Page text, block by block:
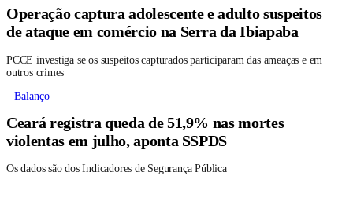
Operação captura adolescente e adulto suspeitos
de ataque em comércio na Serra da Ibiapaba
PCCE investiga se os suspeitos capturados participaram das ameaças e em
outros crimes
Balanço
Ceará registra queda de 51,9% nas mortes
violentas em julho, aponta SSPDS
Os dados são dos Indicadores de Segurança Pública